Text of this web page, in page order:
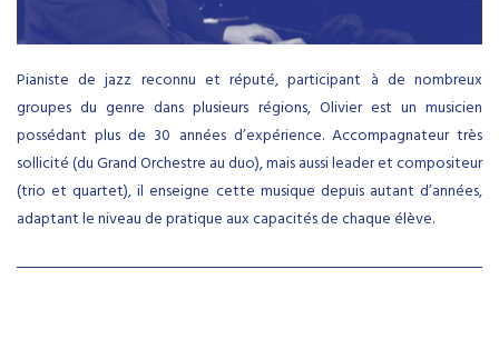
Pianiste de jazz reconnu et réputé, participant à de nombreux
groupes du genre dans plusieurs régions, Olivier est un musicien
possédant plus de 30 années d’expérience. Accompagnateur très
sollicité (du Grand Orchestre au duo), mais aussi leader et compositeur
(trio et quartet), il enseigne cette musique depuis autant d’années,
adaptant le niveau de pratique aux capacités de chaque élève.